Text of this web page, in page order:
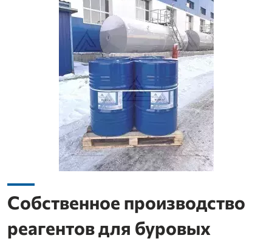
Собственное производство
реагентов для буровых